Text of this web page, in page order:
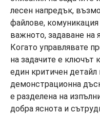
Когато управлявате
на задачите е ключът
един критичен детайл
демонстрационна
е разделена на
добра яснота и